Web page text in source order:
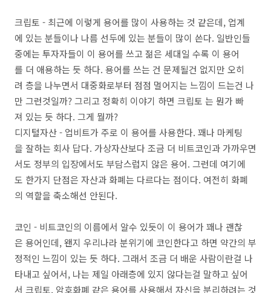
크립토 - 최근에 이렇게 용어를 많이 사용하는 것 같은데, 업계
에 있는 분들이나 나름 선두에 있는 분들이 많이 쓴다. 일반인들
중에는 투자자들이 이 용어를 쓰고 젊은 세대일 수록 이 용어
를 더 애용하는 듯 하다. 용어를 쓰는 건 문제될건 없지만 오히
려 층을 나누면서 대중화로부터 점점 멀어지는 느낌이 드는건 나
만 그런것일까? 그리고 정확히 이야기 하면 크립토 는 뭔가 빠
져 있는 듯 하다. 그게 뭘까?
디지털자산 - 업비트가 주로 이 용어를 사용한다. 꽤나 마케팅
을 잘하는 회사 답다. 가상자산보다 조금 더 비트코인과 가까우면
서도 정부의 입장에서도 부담스럽지 않은 용어. 그런데 여기에
도 한가지 단점은 자산과 화폐는 다르다는 점이다. 여전히 화폐
의 역할을 축소해선 안된다.
코인 - 비트코인의 이름에서 알수 있듯이 이 용어가 꽤나 괜찮
은 용어인데, 왠지 우리나라 분위기에 코인한다고 하면 약간의 부
정적인 느낌이 있는 듯 하다. 그래서 조금 더 배운 사람이란걸 나
타내고 싶어서, 나는 제일 아래층에 있지 않다는걸 말하고 싶어
서 크립토, 암호화폐 같은 용어를 사용해서 자신을 분리하려는 것